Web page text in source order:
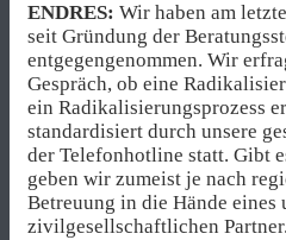
ENDRES: Wir haben am
seit Gründung der
entgegengenommen. Wir
Gespräch, ob eine
ein Radikalisierungsprozess
standardisiert durch unsere
der Telefonhotline statt. Gibt
geben wir zumeist je nach
Betreuung in die Hände eines
zivilgesellschaftlichen Partner.